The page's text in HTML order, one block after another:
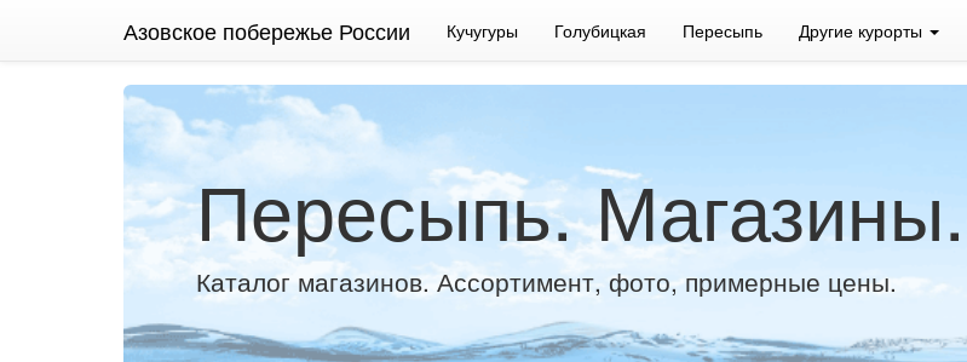
Азовское побережье России Кучугуры Голубицкая Пересыпь Другие курорты
Пересыпь. Магазины.
Каталог магазинов. Ассортимент, фото, примерные цены.